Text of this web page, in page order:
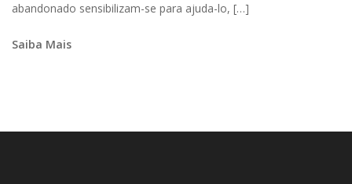
abandonado sensibilizam-se para ajuda-lo, […]
Saiba Mais